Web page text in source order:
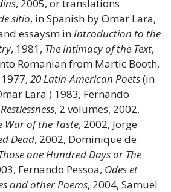
, 2005, or translations
sitio, in Spanish by Omar Lara,
essaysm inIntroduction to the
, 1981, The Intimacy of the Text,
Romanian from Martic Booth,
1977, 20 Latin-American Poets(in
Lara ) 1983, Fernando
, 2 volumes, 2002,
War of the Taste, 2002, Jorge
Dead, 2002, Dominique de
one Hundred Days or The
Fernando Pessoa, Odes et
and other Poems, 2004, Samuel